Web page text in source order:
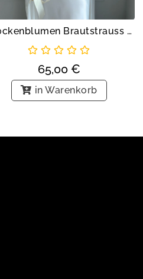
Trockenblumen Brautstrauss "Rosige Eleganz"
65,00 €
in Warenkorb